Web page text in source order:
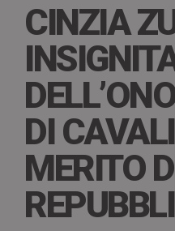
CINZIA
DI
MERITO